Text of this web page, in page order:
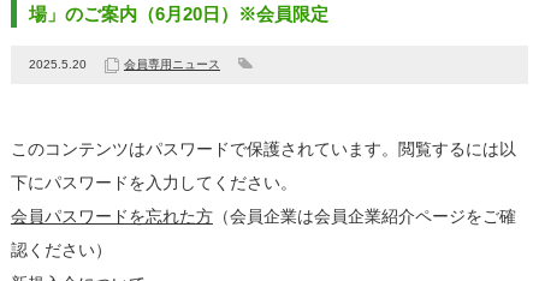
場」のご案内（6月20日）※会員限定
2025.5.20 会員専用ニュース
このコンテンツはパスワードで保護されています。閲覧するには以
下にパスワードを入力してください。
会員パスワードを忘れた方（会員企業は会員企業紹介ページをご確
認ください）